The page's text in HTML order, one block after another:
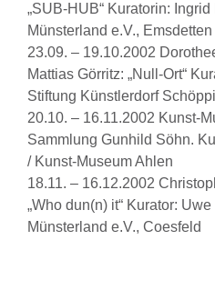
„SUB-HUB“ Kuratorin:
Münsterland e.V., Emsdetten
23.09. – 19.10.2002
Mattias Görritz: „Null-Ort“
Stiftung Künstlerdorf
20.10. – 16.11.2002 Kunst-
Sammlung Gunhild Söhn.
/ Kunst-Museum Ahlen
18.11. – 16.12.2002
„Who dun(n) it“ Kurator:
Münsterland e.V., Coesfeld